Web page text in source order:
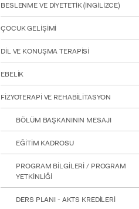
engellilere
ayarlamak
için
Control-
F11'e
basın;
Erişilebilirlik
menüsünü
basın.
BESLENME VE DİYETETİK (İNGİLİZCE)
ÇOCUK GELİŞİMİ
DİL VE KONUŞMA TERAPİSİ
EBELİK
FİZYOTERAPİ VE REHABİLİTASYON
BÖLÜM BAŞKANININ MESAJI
EĞİTİM KADROSU
PROGRAM BİLGİLERİ / PROGRAM
YETKİNLİĞİ
DERS PLANI - AKTS KREDİLERİ